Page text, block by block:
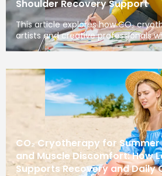
Shoulder Recovery Support
This article explores how CO₂
artists and creative professionals
CO₂ Cryotherapy for
and Muscle Discomfort: How
Supports Recovery and Daily